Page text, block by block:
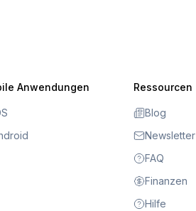
Anwendungen Ressourcen
Blog
Newsletter
FAQ
Finanzen
Hilfe